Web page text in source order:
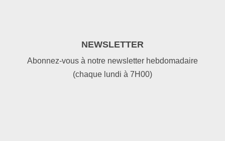
NEWSLETTER
Abonnez-vous à notre newsletter hebdomadaire
(chaque lundi à 7H00)